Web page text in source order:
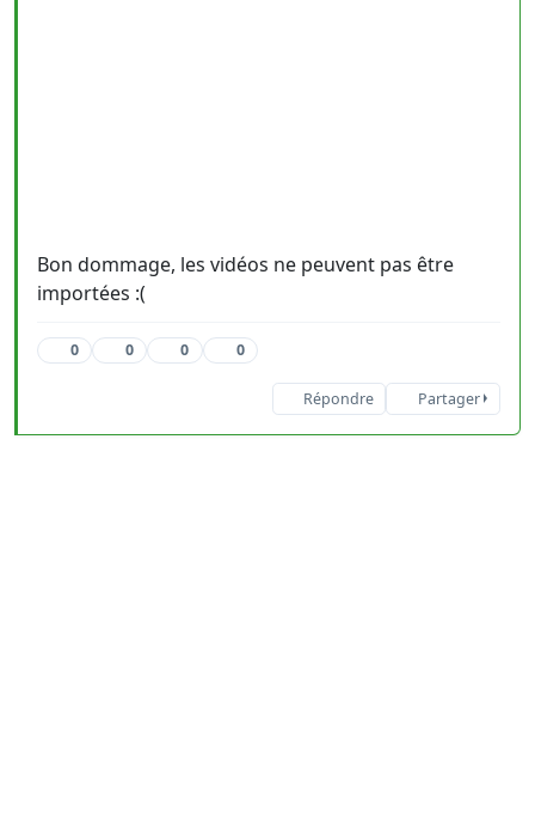
Bon dommage, les vidéos ne peuvent pas être
importées :(
0 0 0 0
Répondre Partager